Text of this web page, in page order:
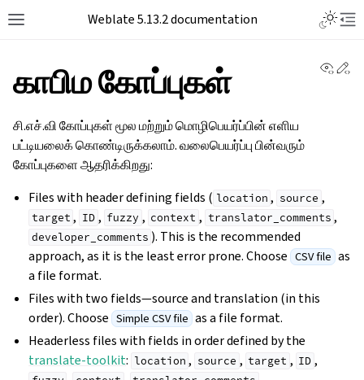
Toggle site navigation sidebar
Weblate 5.13.2 documentation
காபிம கோப்புகள்
சி.எச்.வி கோப்புகள் மூல மற்றும் மொழிபெயர்ப்பின் எளிய
பட்டியலைக் கொண்டிருக்கலாம். வலைபெயர்ப்பு பின்வரும்
கோப்புகளை ஆதரிக்கிறது:
Files with header defining fields ( location , source ,
target , ID , fuzzy , context , translator_comments ,
developer_comments ). This is the recommended
approach, as it is the least error prone. Choose CSV file as
a file format.
Files with two fields—source and translation (in this
order). Choose Simple CSV file as a file format.
Headerless files with fields in order defined by the
translate-toolkit: location , source , target , ID ,